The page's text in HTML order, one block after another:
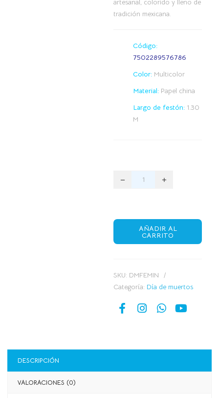
artesanal, colorido y lleno de
tradición mexicana.
Código:
7502289576786
Color: Multicolor
Material: Papel china
Largo de festón: 1.30
M
AÑADIR AL
CARRITO
SKU: DMFEMIN
Categoría: Día de muertos
DESCRIPCIÓN
VALORACIONES (0)